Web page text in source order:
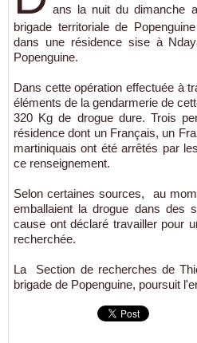
ans la nuit du dimanche
brigade territoriale de
dans une résidence sise à
Popenguine.
Dans cette opération effectuée à
éléments de la gendarmerie de
320 Kg de drogue dure. Trois
résidence dont un Français, un
martiniquais ont été arrêtés par
ce renseignement.
Selon certaines sources, au
emballaient la drogue dans des
cause ont déclaré travailler pour
recherchée.
La Section de recherches de
brigade de Popenguine, poursuit